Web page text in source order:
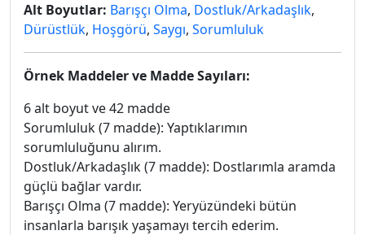
Alt Boyutlar: Barışçı Olma, Dostluk/Arkadaşlık,
Dürüstlük, Hoşgörü, Saygı, Sorumluluk
Örnek Maddeler ve Madde Sayıları:
6 alt boyut ve 42 madde
Sorumluluk (7 madde): Yaptıklarımın
sorumluluğunu alırım.
Dostluk/Arkadaşlık (7 madde): Dostlarımla aramda
güçlü bağlar vardır.
Barışçı Olma (7 madde): Yeryüzündeki bütün
insanlarla barışık yaşamayı tercih ederim.